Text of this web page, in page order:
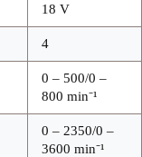
18 V
4
0 – 500/0 –
800 min⁻¹
0 – 2350/0 –
3600 min⁻¹